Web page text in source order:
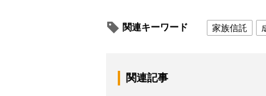
関連キーワード 家族信託
関連記事